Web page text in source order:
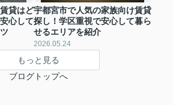
貸はど
心して
宇都宮市で人気の家族向け賃貸
探し！学区重視で安心して暮ら
せるエリアを紹介
2026.05.24
もっと見る
ブログトップへ